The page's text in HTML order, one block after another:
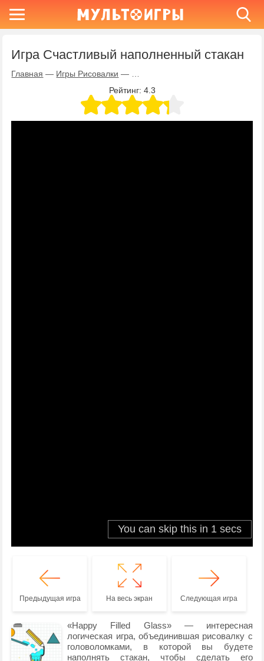
Игра Счастливый наполненный стакан
Главная — Игры Рисовалки —
Рейтинг: 4.3
Предыдущая игра На весь экран Следующая игра
«Happy Filled Glass» — интересная
логическая игра, объединившая рисовалку с
головоломками, в которой вы будете
наполнять стакан, чтобы сделать его